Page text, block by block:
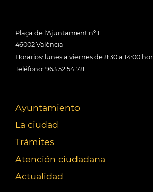
Plaça de l'Ajuntament nº 1
46002 València
Horarios: lunes a viernes de 8:30 a 14:00
Teléfono: 963 52 54 78
Ayuntamiento
La ciudad
Trámites
Atención ciudadana
Actualidad